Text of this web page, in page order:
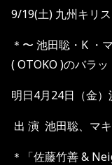
9/19(土) 九州キリ
＊ 〜 池田聡・ K ・
( OTOKO )のバラッ
明日4月24日（金）
出 演 池田聡、マ
＊「佐藤竹善 &